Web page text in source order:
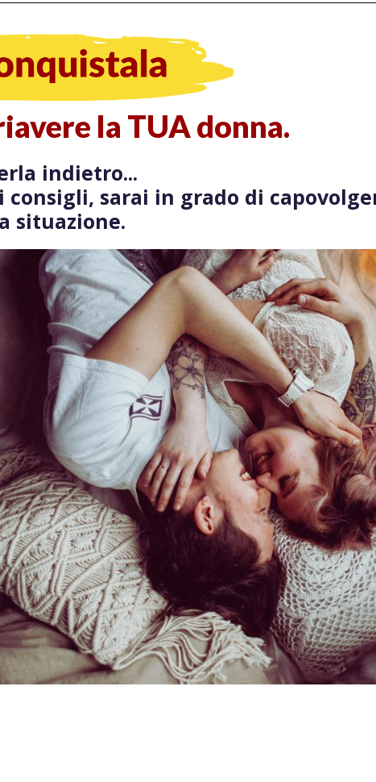
la TUA donna.
indietro...
sarai in grado di
situazione.